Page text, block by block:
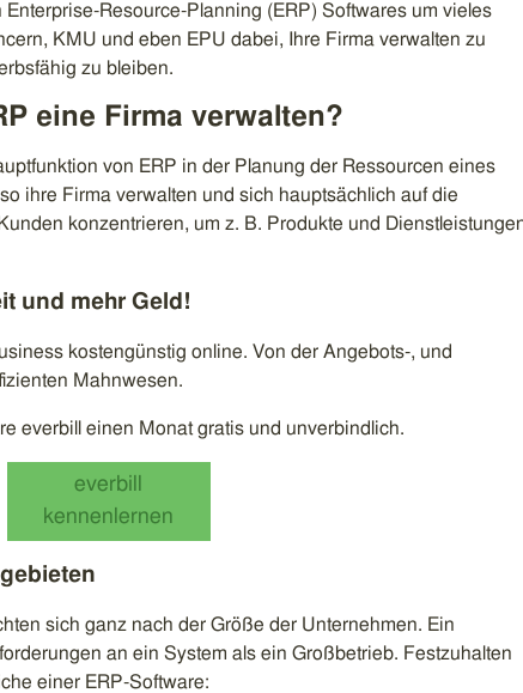
Resource-Planning (ERP) Softwares um vieles
KMU und eben EPU dabei, Ihre Firma verwalten zu
zu bleiben.
eine Firma verwalten?
von ERP in der Planung der Ressourcen eines
ihre Firma verwalten und sich hauptsächlich auf die
konzentrieren, um z. B. Produkte und
und mehr Geld!
kostengünstig online. Von der Angebots-, und
Mahnwesen.
everbill einen Monat gratis und unverbindlich.
everbill
kennenlernen
sich ganz nach der Größe der Unternehmen. Ein
an ein System als ein Großbetrieb. Festzuhalten
einer ERP-Software: